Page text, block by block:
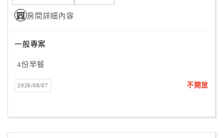
房間詳細內容
一般專案
4份早餐
2026/08/07 不開放